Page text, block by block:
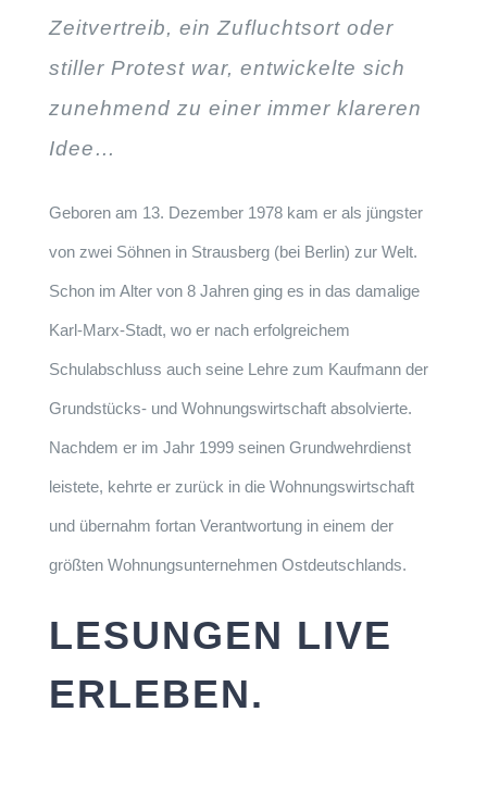
Zeitvertreib, ein Zufluchtsort oder
stiller Protest war, entwickelte sich
zunehmend zu einer immer klareren
Idee…
Geboren am 13. Dezember 1978 kam er als jüngster
von zwei Söhnen in Strausberg (bei Berlin) zur Welt.
Schon im Alter von 8 Jahren ging es in das damalige
Karl-Marx-Stadt, wo er nach erfolgreichem
Schulabschluss auch seine Lehre zum Kaufmann der
Grundstücks- und Wohnungswirtschaft absolvierte.
Nachdem er im Jahr 1999 seinen Grundwehrdienst
leistete, kehrte er zurück in die Wohnungswirtschaft
und übernahm fortan Verantwortung in einem der
größten Wohnungsunternehmen Ostdeutschlands.
LESUNGEN LIVE
ERLEBEN.